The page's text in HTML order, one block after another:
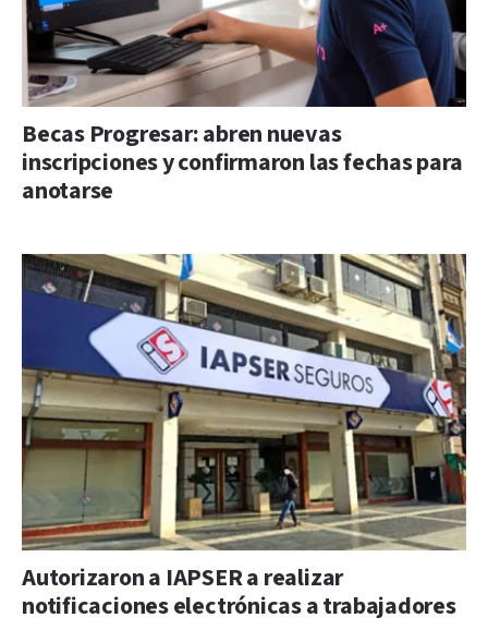
Becas Progresar: abren nuevas
inscripciones y confirmaron las fechas para
anotarse
Autorizaron a IAPSER a realizar
notificaciones electrónicas a trabajadores